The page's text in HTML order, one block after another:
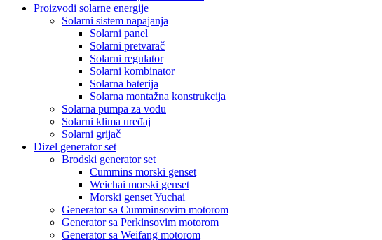
Proizvodi solarne energije
Solarni sistem napajanja
Solarni panel
Solarni pretvarač
Solarni regulator
Solarni kombinator
Solarna baterija
Solarna montažna konstrukcija
Solarna pumpa za vodu
Solarni klima uređaj
Solarni grijač
Dizel generator set
Brodski generator set
Cummins morski genset
Weichai morski genset
Morski genset Yuchai
Generator sa Cumminsovim motorom
Generator sa Perkinsovim motorom
Generator sa Weifang motorom